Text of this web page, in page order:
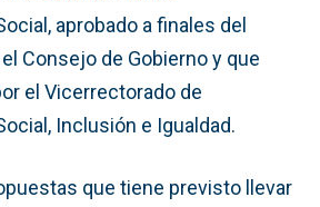
aprobado a finales del
Consejo de Gobierno y que
el Vicerrectorado de
Inclusión e Igualdad.
que tiene previsto llevar